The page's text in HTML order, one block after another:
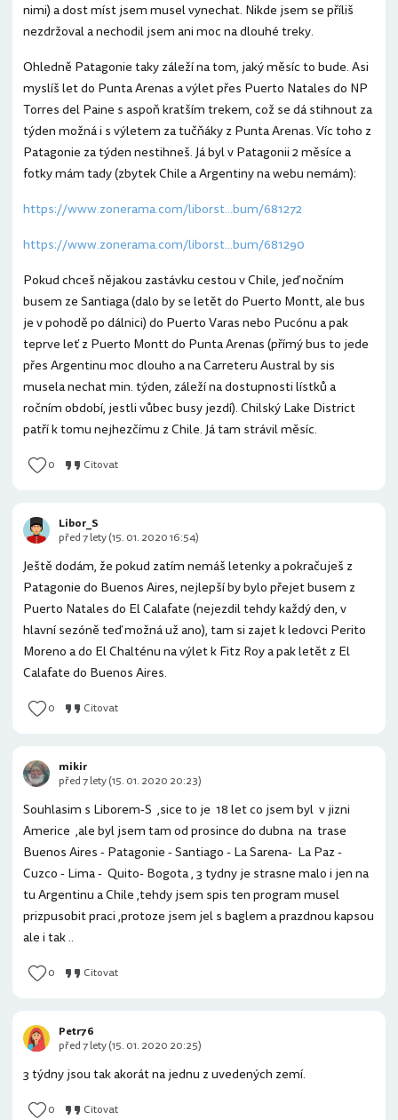
nimi) a dost míst jsem musel vynechat. Nikde jsem se příliš
nezdržoval a nechodil jsem ani moc na dlouhé treky.
Ohledně Patagonie taky záleží na tom, jaký měsíc to bude. Asi
myslíš let do Punta Arenas a výlet přes Puerto Natales do NP
Torres del Paine s aspoň kratším trekem, což se dá stihnout za
týden možná i s výletem za tučňáky z Punta Arenas. Víc toho z
Patagonie za týden nestihneš. Já byl v Patagonii 2 měsíce a
fotky mám tady (zbytek Chile a Argentiny na webu nemám):
https://www.zonerama.com/liborst...bum/681272
https://www.zonerama.com/liborst...bum/681290
Pokud chceš nějakou zastávku cestou v Chile, jeď nočním
busem ze Santiaga (dalo by se letět do Puerto Montt, ale bus
je v pohodě po dálnici) do Puerto Varas nebo Pucónu a pak
teprve leť z Puerto Montt do Punta Arenas (přímý bus to jede
přes Argentinu moc dlouho a na Carreteru Austral by sis
musela nechat min. týden, záleží na dostupnosti lístků a
ročním období, jestli vůbec busy jezdí). Chilský Lake District
patří k tomu nejhezčímu z Chile. Já tam strávil měsíc.
0 Citovat
Ještě dodám, že pokud zatím nemáš letenky a pokračuješ z
Patagonie do Buenos Aires, nejlepší by bylo přejet busem z
Puerto Natales do El Calafate (nejezdil tehdy každý den, v
hlavní sezóně teď možná už ano), tam si zajet k ledovci Perito
Moreno a do El Chalténu na výlet k Fitz Roy a pak letět z El
Calafate do Buenos Aires.
0 Citovat
Libor_S
před 7 lety (15. 01. 2020 16:54)
Souhlasim s Liborem-S ,sice to je 18 let co jsem byl v jizni
Americe ,ale byl jsem tam od prosince do dubna na trase
Buenos Aires - Patagonie - Santiago - La Sarena- La Paz -
Cuzco - Lima - Quito- Bogota , 3 tydny je strasne malo i jen na
tu Argentinu a Chile ,tehdy jsem spis ten program musel
prizpusobit praci ,protoze jsem jel s baglem a prazdnou kapsou
ale i tak ..
0 Citovat
mikir
před 7 lety (15. 01. 2020 20:23)
3 týdny jsou tak akorát na jednu z uvedených zemí.
0 Citovat
Petr76
před 7 lety (15. 01. 2020 20:25)